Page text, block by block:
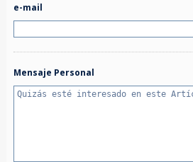
e-mail
Mensaje Personal